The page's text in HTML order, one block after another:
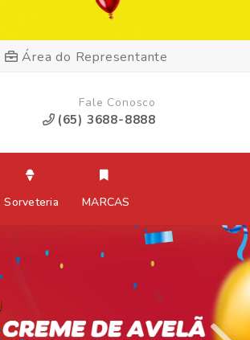
Área do Representante
Fale Conosco
(65) 3688-8888
Sorveteria MARCAS